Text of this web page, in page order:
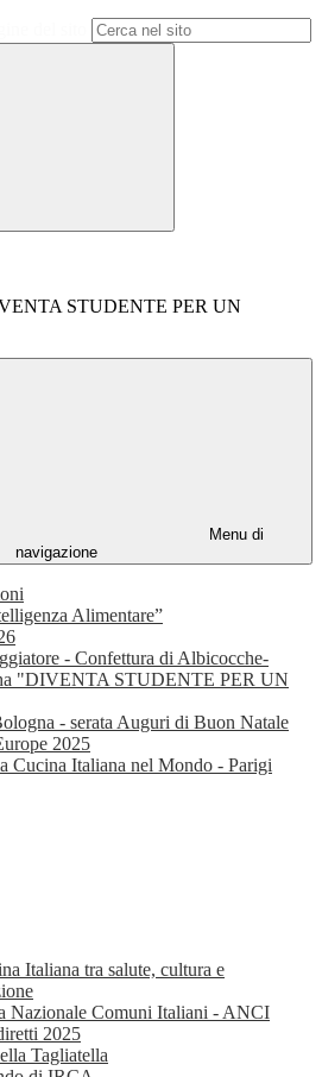
STUDENTE PER UN
Menu di
navigazione
Alimentare”
- Confettura di Albicocche-
"DIVENTA STUDENTE PER UN
- serata Auguri di Buon Natale
2025
Cucina Italiana nel Mondo - Parigi
Italiana tra salute, cultura e
Nazionale Comuni Italiani - ANCI
2025
Tagliatella